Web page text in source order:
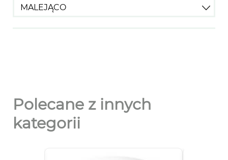
MALEJĄCO
Polecane z innych
kategorii